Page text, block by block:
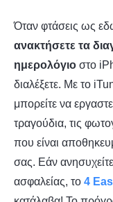
Όταν φτάσεις ως
ανακτήσετε τα
ημερολόγιο στο
διαλέξετε. Με το
μπορείτε να
τραγούδια, τις
που είναι
σας. Εάν
ασφαλείας, το 4